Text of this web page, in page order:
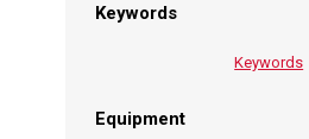
Keywords
Keywords
Equipment